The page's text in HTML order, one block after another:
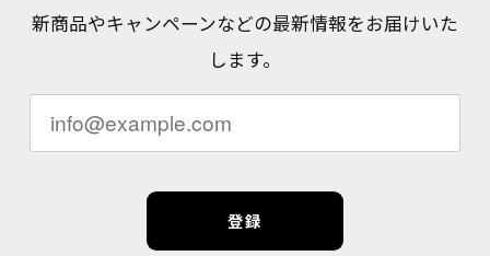
新商品やキャンペーンなどの最新情報をお届けいた
します。
登録